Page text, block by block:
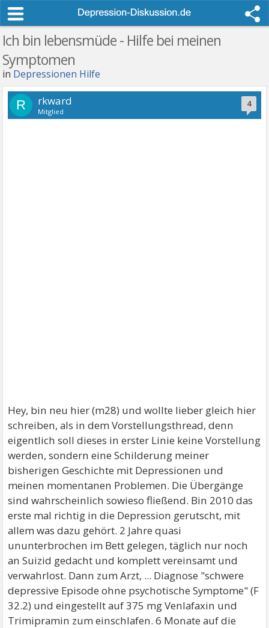
Ich bin lebensmüde - Hilfe bei meinen
Symptomen
in Depressionen Hilfe
4
R rkward
Mitglied
Hey, bin neu hier (m28) und wollte lieber gleich hier
schreiben, als in dem Vorstellungsthread, denn
eigentlich soll dieses in erster Linie keine Vorstellung
werden, sondern eine Schilderung meiner
bisherigen Geschichte mit Depressionen und
meinen momentanen Problemen. Die Übergänge
sind wahrscheinlich sowieso fließend. Bin 2010 das
erste mal richtig in die Depression gerutscht, mit
allem was dazu gehört. 2 Jahre quasi
ununterbrochen im Bett gelegen, täglich nur noch
an Suizid gedacht und komplett vereinsamt und
verwahrlost. Dann zum Arzt, ... Diagnose "schwere
depressive Episode ohne psychotische Symptome" (F
32.2) und eingestellt auf 375 mg Venlafaxin und
Trimipramin zum einschlafen. 6 Monate auf die